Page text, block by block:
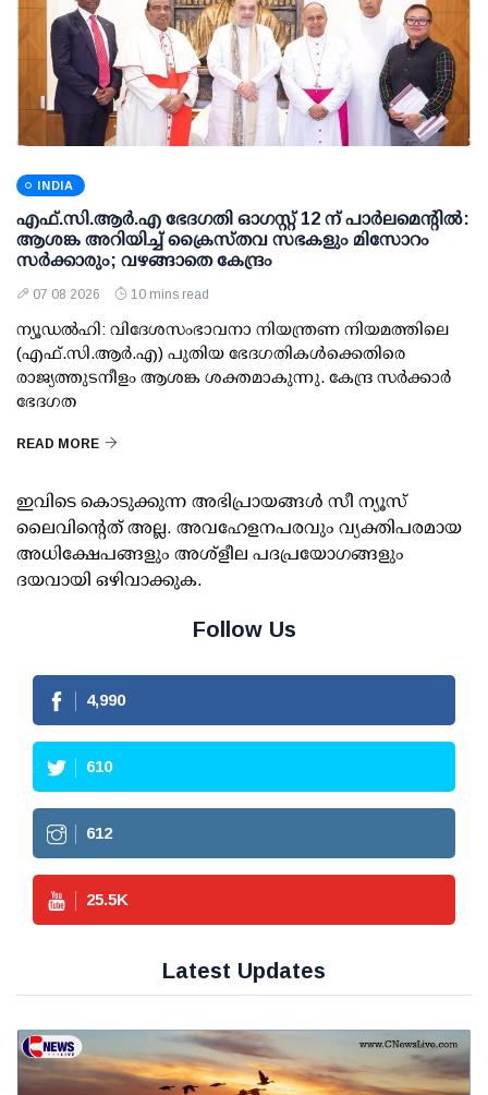
INDIA
എഫ്.സി.ആര്‍.എ ഭേദഗതി ഓഗസ്റ്റ് 12 ന് പാര്‍ലമെന്റില്‍:
ആശങ്ക അറിയിച്ച് ക്രൈസ്തവ സഭകളും മിസോറം
സര്‍ക്കാരും; വഴങ്ങാതെ കേന്ദ്രം
07 08 2026 10 mins read
ന്യൂഡല്‍ഹി: വിദേശസംഭാവനാ നിയന്ത്രണ നിയമത്തിലെ
(എഫ്.സി.ആര്‍.എ) പുതിയ ഭേദഗതികള്‍ക്കെതിരെ
രാജ്യത്തുടനീളം ആശങ്ക ശക്തമാകുന്നു. കേന്ദ്ര സര്‍ക്കാര്‍
ഭേദഗത
READ MORE
ഇവിടെ കൊടുക്കുന്ന അഭിപ്രായങ്ങള്‍ സീ ന്യൂസ്
ലൈവിന്റെത് അല്ല. അവഹേളനപരവും വ്യക്തിപരമായ
അധിക്ഷേപങ്ങളും അശ്‌ളീല പദപ്രയോഗങ്ങളും
ദയവായി ഒഴിവാക്കുക.
Follow Us
4,990
610
612
25.5K
Latest Updates